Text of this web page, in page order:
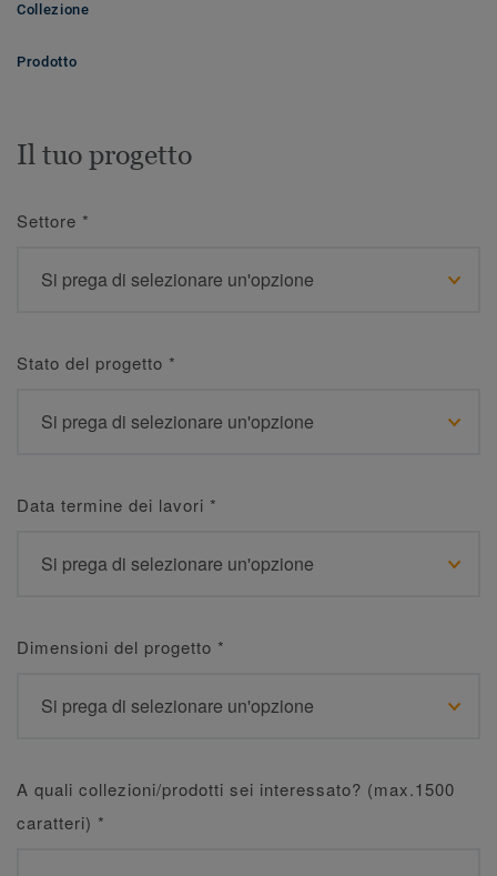
Collezione
Prodotto
Il tuo progetto
Settore *
Stato del progetto *
Data termine dei lavori *
Dimensioni del progetto *
A quali collezioni/prodotti sei interessato? (max.1500
caratteri) *